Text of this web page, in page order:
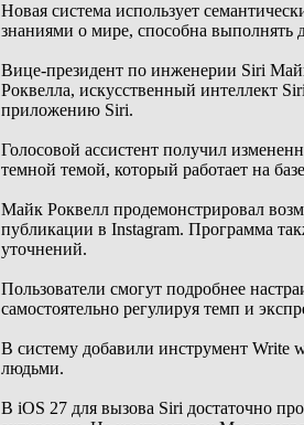
Новая система использует
знаниями о мире, способна выполнять
Вице-президент по инженерии Siri
Роквелла, искусственный интеллект
приложению Siri.
Голосовой ассистент получил
темной темой, который работает на
Майк Роквелл продемонстрировал
публикации в Instagram. Программа
уточнений.
Пользователи смогут подробнее
самостоятельно регулируя темп и
В систему добавили инструмент Write
людьми.
В iOS 27 для вызова Siri достаточно